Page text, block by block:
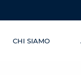
CHI SIAMO